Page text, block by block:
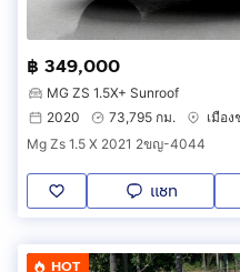
฿ 349,000
MG ZS 1.5X+ Sunroof
2020
73,795 กม.
เมือ
Mg Zs 1.5 X 2021 2ขญ-4044
แชท
HOT